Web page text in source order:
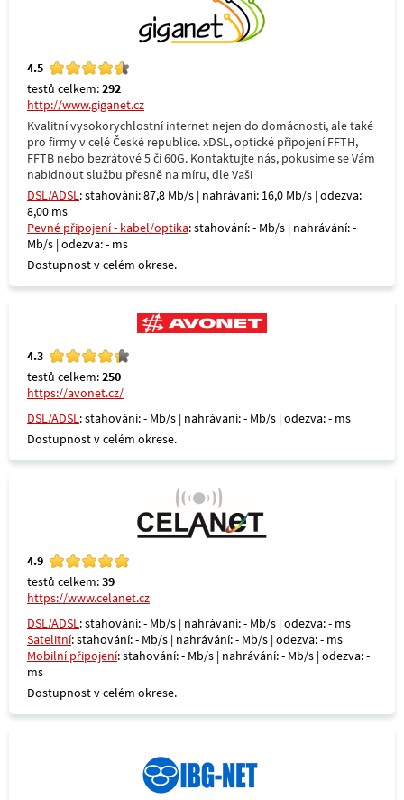
4.5
testů celkem:292
http://www.giganet.cz
Kvalitní vysokorychlostní internet nejen do domácnosti, ale také
pro firmy v celé České republice. xDSL, optické připojení FFTH,
FFTB nebo bezrátové 5 či 60G. Kontaktujte nás, pokusíme se Vám
nabídnout službu přesně na míru, dle Vaši
DSL/ADSL: stahování: 87,8 Mb/s | nahrávání: 16,0 Mb/s | odezva:
8,00 ms
Pevné připojení - kabel/optika: stahování: - Mb/s | nahrávání: -
Mb/s | odezva: - ms
Dostupnost v celém okrese.
4.3
testů celkem:250
https://avonet.cz/
DSL/ADSL: stahování: - Mb/s | nahrávání: - Mb/s | odezva: - ms
Dostupnost v celém okrese.
4.9
testů celkem:39
https://www.celanet.cz
DSL/ADSL: stahování: - Mb/s | nahrávání: - Mb/s | odezva: - ms
Satelitní: stahování: - Mb/s | nahrávání: - Mb/s | odezva: - ms
Mobilní připojení: stahování: - Mb/s | nahrávání: - Mb/s | odezva: -
ms
Dostupnost v celém okrese.